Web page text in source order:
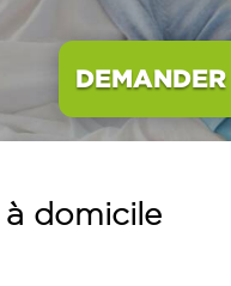
domicile